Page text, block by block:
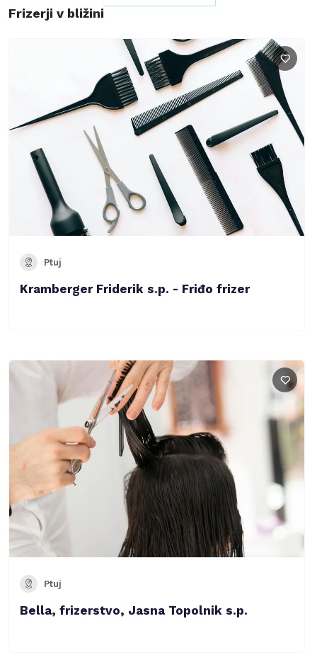
Frizerji v bližini
Ptuj
Kramberger Friderik s.p. - Friđo frizer
Ptuj
Bella, frizerstvo, Jasna Topolnik s.p.